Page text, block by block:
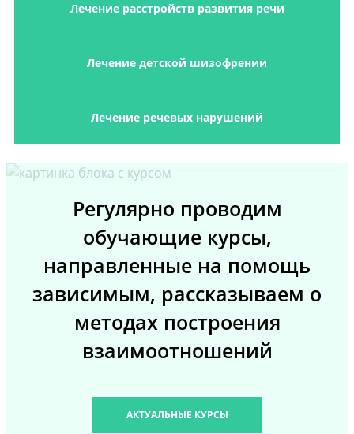
Лечение расстройств развития речи
Лечение детской шизофрении
Лечение речевых нарушений
Регулярно проводим
обучающие курсы,
направленные на помощь
зависимым, рассказываем о
методах построения
взаимоотношений
АКТУАЛЬНЫЕ КУРСЫ